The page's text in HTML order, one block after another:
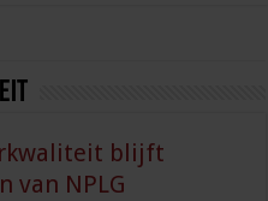
blijft
van NPLG